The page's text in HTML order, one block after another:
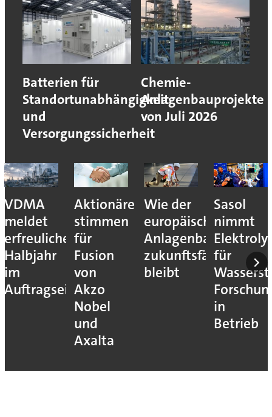
Batterien für
Standortunabhängigkeit
und
Versorgungssicherheit
Chemie-
Anlagenbauprojekte
von Juli 2026
VDMA
meldet
erfreuliches
Halbjahr
im
Auftragseingang
Aktionäre
stimmen
für
Fusion
von
Akzo
Nobel
und
Axalta
Wie der
europäische
Anlagenbau
zukunftsfähig
bleibt
Sasol
nimmt
für
in
Betrieb